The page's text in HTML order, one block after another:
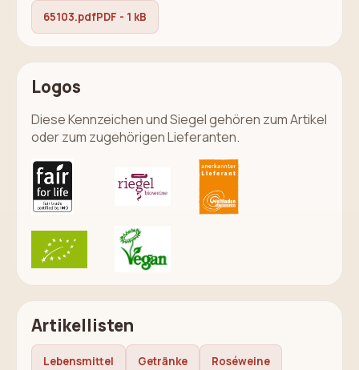
65103.pdfPDF - 1 kB
Logos
Diese Kennzeichen und Siegel gehören zum Artikel
oder zum zugehörigen Lieferanten.
Artikellisten
Lebensmittel Getränke Roséweine